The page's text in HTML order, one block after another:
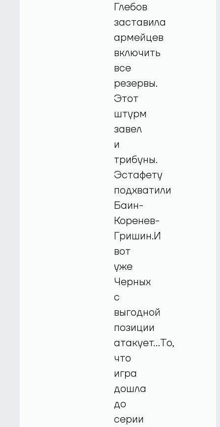
Глебов
заставила
армейцев
включить
все
резервы.
Этот
штурм
завел
и
трибуны.
Эстафету
подхватили
Баин-
Коренев-
Гришин.И
вот
уже
Черных
с
выгодной
позиции
атакует...То,
что
игра
дошла
до
серии